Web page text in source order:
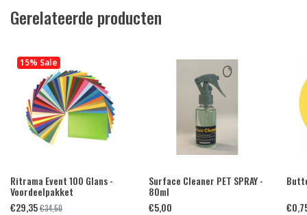
Gerelateerde producten
15% Sale
Ritrama Event 100 Glans -
Voordeelpakket
€29,35€34,50
Surface Cleaner PET SPRAY -
80ml
€5,00
€